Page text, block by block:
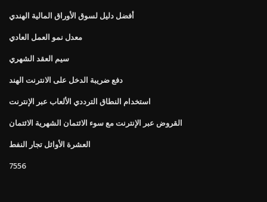
أفضل دليل لسوق الأوراق المالية الهندي
معدل نمو العمل العادي
سيم العقد الشهري
دفع ضريبة الدخل على الانترنت الهند
استخدام النطاق الترددي الألعاب عبر الإنترنت
القروض عبر الإنترنت مع سوء الائتمان الشهرية الائتمان
العشرة الأوائل تجار النفط
7556